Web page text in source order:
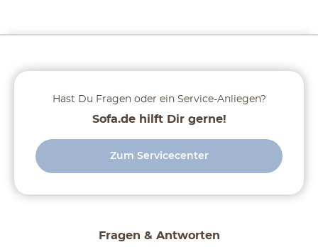
Fragen & Antworten
Hast Du Fragen oder ein Service-Anliegen?
Sofa.de hilft Dir gerne!
Zum Servicecenter